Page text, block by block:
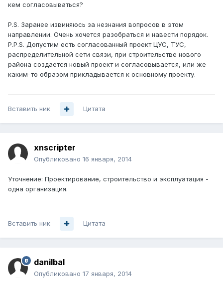
кем согласовываться?
P.S. Заранее извиняюсь за незнания вопросов в этом
направлении. Очень хочется разобраться и навести порядок.
P.P.S. Допустим есть согласованный проект ЦУС, ТУС,
распределительной сети связи, при строительстве нового
района создается новый проект и согласовывается, или же
каким-то образом прикладывается к основному проекту.
Вставить ник Цитата
xnscripter
Опубликовано 16 января, 2014
Уточнение: Проектирование, строительство и эксплуатация -
одна организация.
Вставить ник Цитата
danilbal
Опубликовано 17 января, 2014